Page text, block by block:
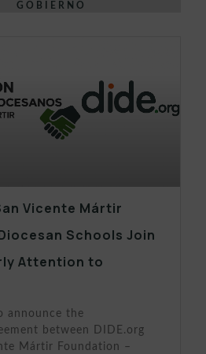
GOBIERNO
Vicente Mártir
Schools Join
Attention to
announce the
between DIDE.org
Mártir Foundation –